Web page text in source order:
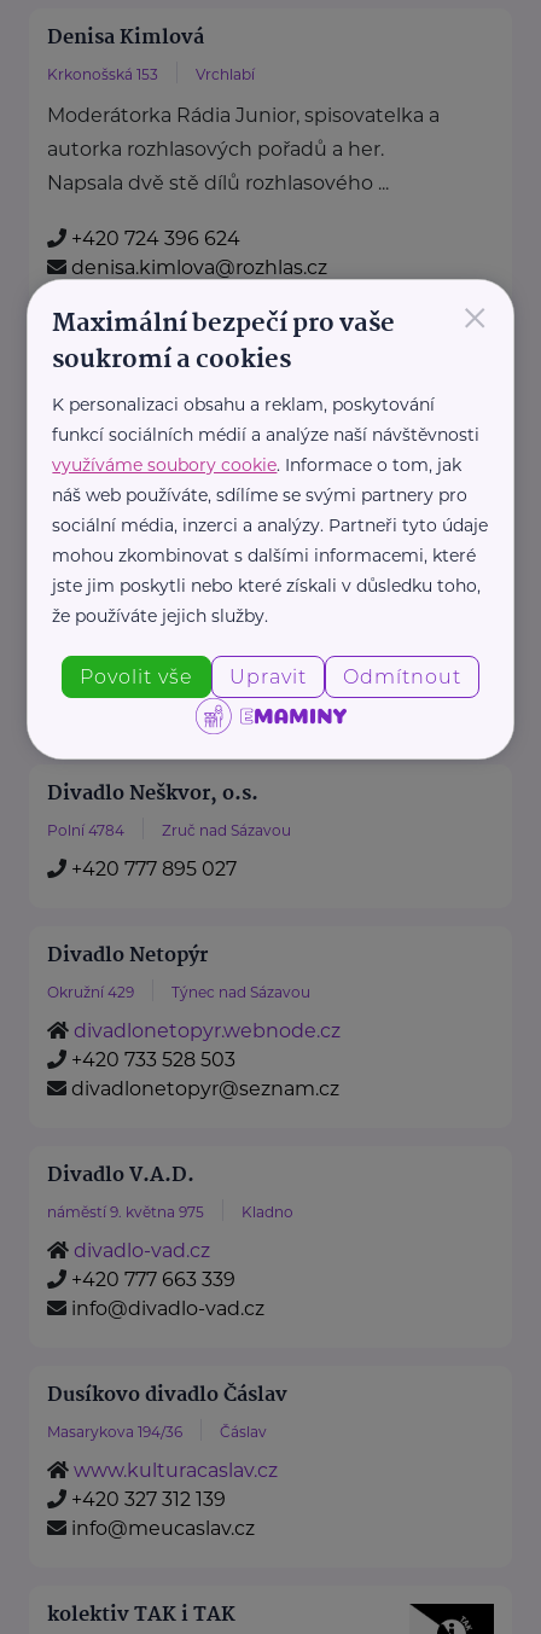
Denisa Kimlová
Krkonošská 153 Vrchlabí
Moderátorka Rádia Junior, spisovatelka a
autorka rozhlasových pořadů a her.
Napsala dvě stě dílů rozhlasového ...
+420 724 396 624
denisa.kimlova@rozhlas.cz
Divadelní spolek Nové divadlo
novedivadlomelnik.com
+420 737 904 877
lady.melnik@seznam.cz
Divadlo A. Dvořáka Příbram
Legionářů 400 Příbram
+420 318 625 691
jan.vita@divadlopribram.eu
Divadlo Neškvor, o.s.
Polní 4784 Zruč nad Sázavou
+420 777 895 027
Divadlo Netopýr
Okružní 429 Týnec nad Sázavou
divadlonetopyr.webnode.cz
+420 733 528 503
divadlonetopyr@seznam.cz
Divadlo V.A.D.
náměstí 9. května 975 Kladno
divadlo-vad.cz
+420 777 663 339
info@divadlo-vad.cz
Dusíkovo divadlo Čáslav
Masarykova 194/36 Čáslav
www.kulturacaslav.cz
+420 327 312 139
info@meucaslav.cz
kolektiv TAK i TAK
×
Maximální bezpečí pro vaše
soukromí a cookies
K personalizaci obsahu a reklam, poskytování
funkcí sociálních médií a analýze naší návštěvnosti
využíváme soubory cookie. Informace o tom, jak
náš web používáte, sdílíme se svými partnery pro
sociální média, inzerci a analýzy. Partneři tyto údaje
mohou zkombinovat s dalšími informacemi, které
jste jim poskytli nebo které získali v důsledku toho,
že používáte jejich služby.
Povolit vše Upravit Odmítnout